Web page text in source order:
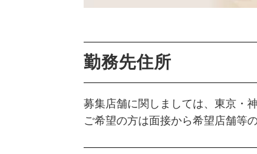
勤務先住所
募集店舗に関しましては、東京・
ご希望の方は面接から希望店舗等